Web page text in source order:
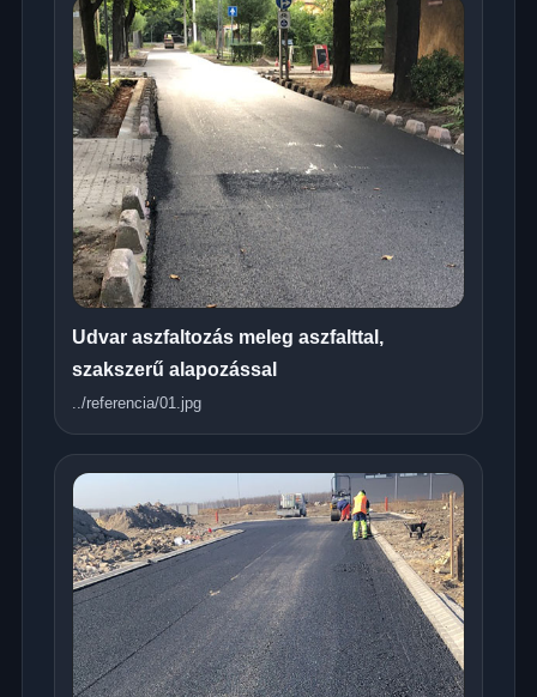
Udvar aszfaltozás meleg aszfalttal,
szakszerű alapozással
../referencia/01.jpg